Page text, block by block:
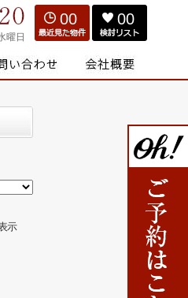
曜日
00 00
示